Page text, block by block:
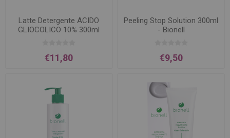
Latte Detergente ACIDO
GLIOCOLICO 10% 300ml
€11,80
Peeling Stop Solution 300ml
- Bionell
€9,50